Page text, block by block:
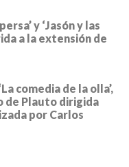
y ‘Jasón y las
a la extensión de
comedia de la olla’,
de Plauto dirigida
por Carlos